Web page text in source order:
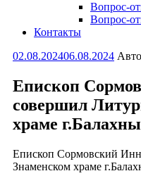
Вопрос-
Вопрос-
Контакты
Опубликовано
02.08.202406.08.2024
Епископ
совершил
храме г.Балахны
Епископ Сормовский
Знаменском храме